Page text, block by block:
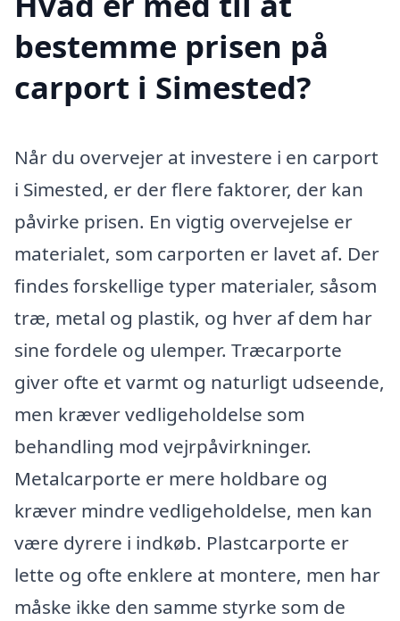
bestemme prisen på
carport i Simested?
Når du overvejer at investere i en carport
i Simested, er der flere faktorer, der kan
påvirke prisen. En vigtig overvejelse er
materialet, som carporten er lavet af. Der
findes forskellige typer materialer, såsom
træ, metal og plastik, og hver af dem har
sine fordele og ulemper. Træcarporte
giver ofte et varmt og naturligt udseende,
men kræver vedligeholdelse som
behandling mod vejrpåvirkninger.
Metalcarporte er mere holdbare og
kræver mindre vedligeholdelse, men kan
være dyrere i indkøb. Plastcarporte er
lette og ofte enklere at montere, men har
måske ikke den samme styrke som de